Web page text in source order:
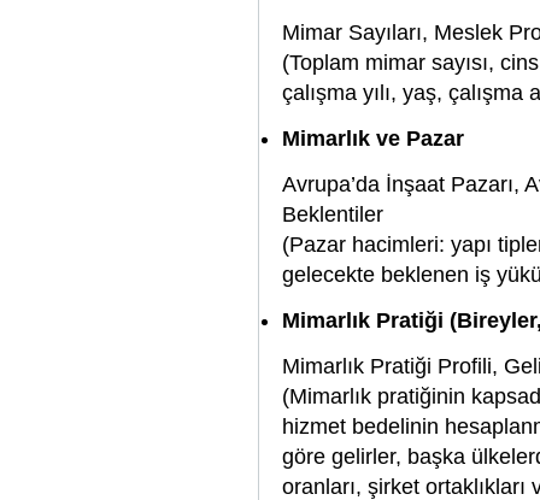
Mimar Sayıları, Meslek
(Toplam mimar sayısı,
çalışma yılı, yaş, çalışma
Mimarlık ve Pazar
Avrupa’da İnşaat Pazarı,
Beklentiler
(Pazar hacimleri: yapı
gelecekte beklenen iş
Mimarlık Pratiği
Mimarlık Pratiği Profili,
(Mimarlık pratiğinin
hizmet bedelinin
göre gelirler, başka
oranları, şirket